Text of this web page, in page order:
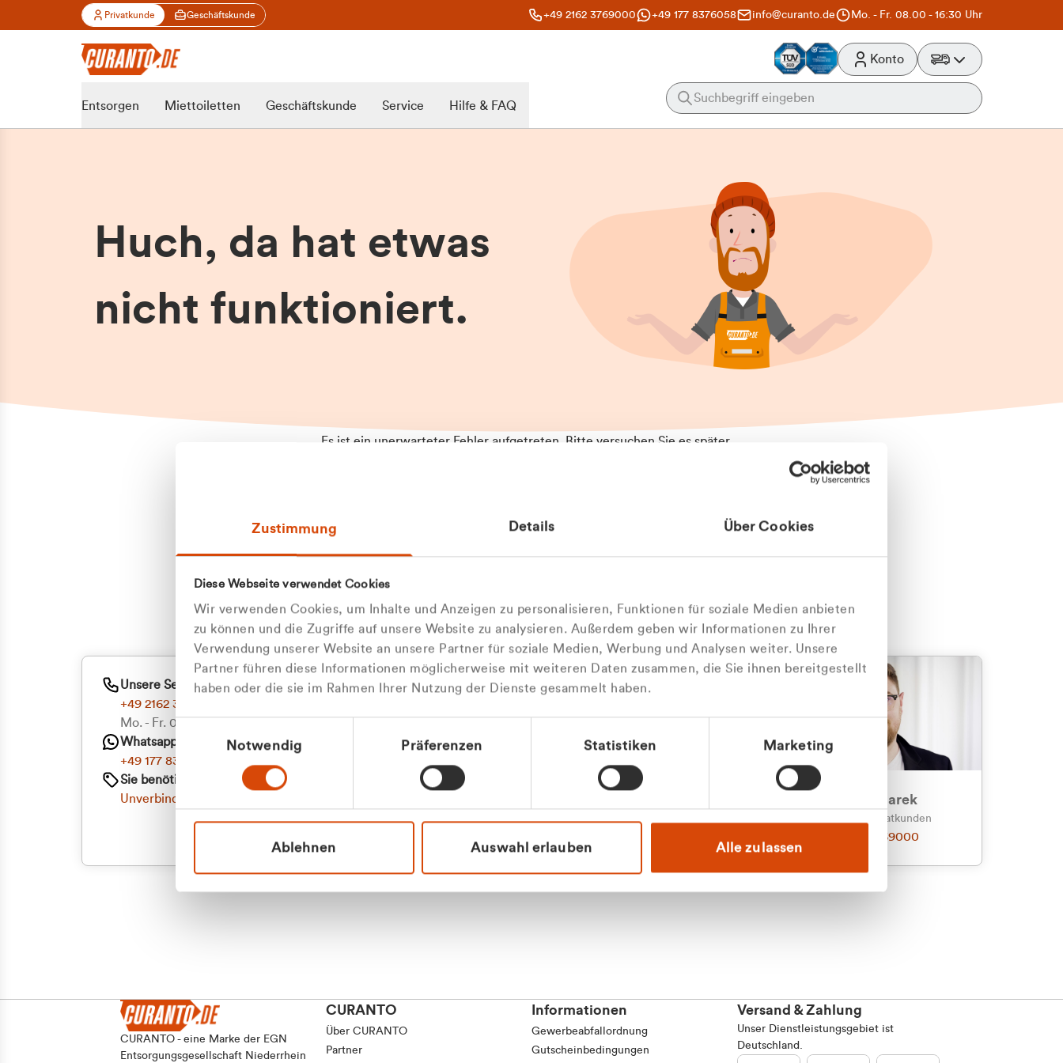
Zustimmung Details Über Cookies
Diese Webseite verwendet Cookies
Wir verwenden Cookies, um Inhalte und Anzeigen zu personalisieren, Funktionen für soziale Medien anbieten
zu können und die Zugriffe auf unsere Website zu analysieren. Außerdem geben wir Informationen zu Ihrer
Verwendung unserer Website an unsere Partner für soziale Medien, Werbung und Analysen weiter. Unsere
Partner führen diese Informationen möglicherweise mit weiteren Daten zusammen, die Sie ihnen bereitgestellt
haben oder die sie im Rahmen Ihrer Nutzung der Dienste gesammelt haben.
Einwilligungsauswahl
Notwendig Präferenzen Statistiken Marketing
Ablehnen Auswahl erlauben Alle zulassen
Privatkunde Geschäftskunde +49 2162 3769000 +49 177 8376058 info@curanto.de Mo. - Fr. 08.00 - 16:30 Uhr
Zu welcher
Kundengruppe
gehören Sie?
Privatkunde (inkl. MwSt.)
Geschäftskunde (exkl. MwSt.)
Konto
Entsorgen Miettoiletten Geschäftskunde Service Hilfe & FAQ
Huch, da hat etwas
nicht funktioniert.
Es ist ein unerwarteter Fehler aufgetreten. Bitte versuchen Sie es später
aufgetretenen Fehler an. Wir entschuldigen uns für eventuelle
Unannehmlichkeiten.
Zum Abfallberater
Oder kontaktieren Sie uns persönlich
Wir sind gerne für Sie da
Unsere Service-Hotline
+49 2162 3769000
Mo. - Fr. 08.00 - 16:30 Uhr
Whatsapp
+49 177 8376058
Sie benötigen ein individuelles Angebot?
Unverbindliche Anfrage stellen
Julian Marek
Vertrieb - Privatkunden
0216 237 69000
CURANTO - eine Marke der EGN
Entsorgungsgesellschaft Niederrhein
CURANTO
Über CURANTO
Partner
Informationen
Gewerbeabfallordnung
Gutscheinbedingungen
Versand & Zahlung
Unser Dienstleistungsgebiet ist
Deutschland.